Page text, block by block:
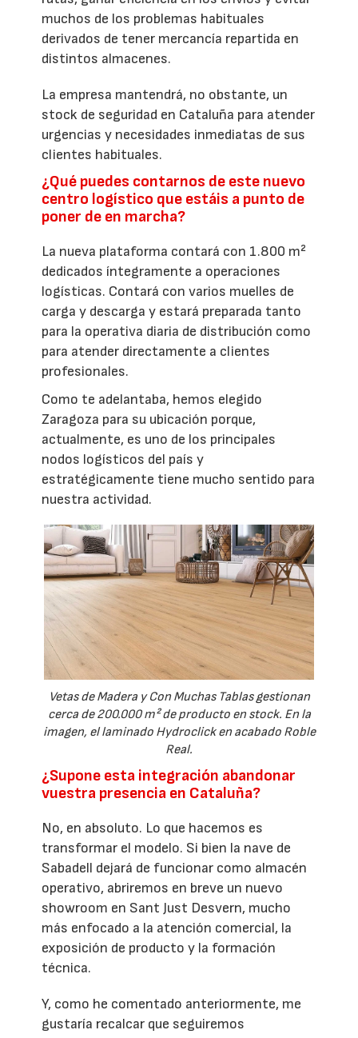
muchos de los problemas habituales
derivados de tener mercancía repartida en
distintos almacenes.
La empresa mantendrá, no obstante, un
stock de seguridad en Cataluña para atender
urgencias y necesidades inmediatas de sus
clientes habituales.
¿Qué puedes contarnos de este nuevo
centro logístico que estáis a punto de
poner de en marcha?
La nueva plataforma contará con 1.800 m²
dedicados íntegramente a operaciones
logísticas. Contará con varios muelles de
carga y descarga y estará preparada tanto
para la operativa diaria de distribución como
para atender directamente a clientes
profesionales.
Como te adelantaba, hemos elegido
Zaragoza para su ubicación porque,
actualmente, es uno de los principales
nodos logísticos del país y
estratégicamente tiene mucho sentido para
nuestra actividad.
Vetas de Madera y Con Muchas Tablas gestionan
cerca de 200.000 m² de producto en stock. En la
imagen, el laminado Hydroclick en acabado Roble
Real.
¿Supone esta integración abandonar
vuestra presencia en Cataluña?
No, en absoluto. Lo que hacemos es
transformar el modelo. Si bien la nave de
Sabadell dejará de funcionar como almacén
operativo, abriremos en breve un nuevo
showroom en Sant Just Desvern, mucho
más enfocado a la atención comercial, la
exposición de producto y la formación
técnica.
Y, como he comentado anteriormente, me
gustaría recalcar que seguiremos